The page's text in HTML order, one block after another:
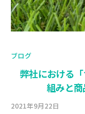
ブログ
弊社における
組みと
2021年9月22日